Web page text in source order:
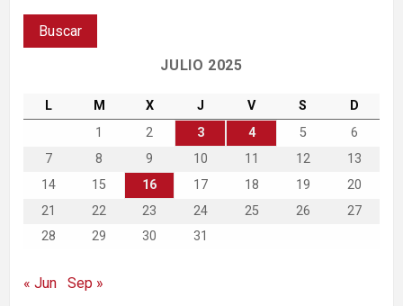
JULIO 2025
L M X J V S
D
1
2 3 4 5
6
7
8 9 10 11 12
13
14
15 16 17 18 19
20
21
22 23 24 25 26
27
28
29 30 31
« Jun Sep »